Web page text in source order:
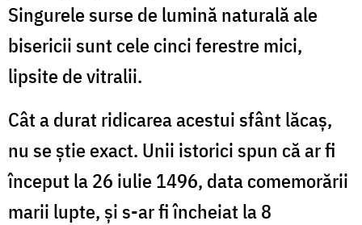
Singurele surse de lumină naturală ale
bisericii sunt cele cinci ferestre mici,
lipsite de vitralii.
Cât a durat ridicarea acestui sfânt lăcaș,
nu se știe exact. Unii istorici spun că ar fi
început la 26 iulie 1496, data comemorării
marii lupte, şi s-ar fi încheiat la 8